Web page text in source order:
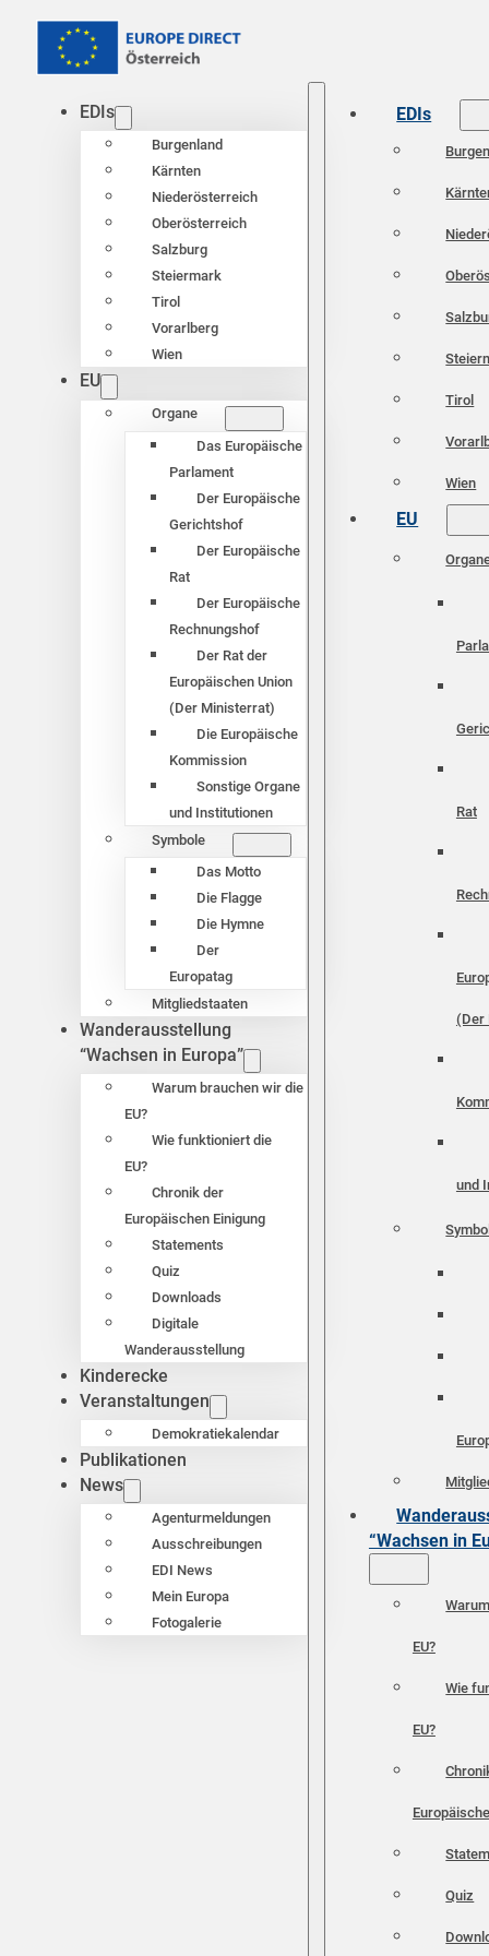
EDIs
Burgenland
Kärnten
Niederösterreich
Oberösterreich
Salzburg
Steiermark
Tirol
Vorarlberg
Wien
EU
Organe
Das Europäische
Parlament
Der Europäische
Gerichtshof
Der Europäische
Rat
Der Europäische
Rechnungshof
Der Rat der
Europäischen Union
(Der Ministerrat)
Die Europäische
Kommission
Sonstige Organe
und Institutionen
Symbole
Das Motto
Die Flagge
Die Hymne
Der
Europatag
Mitgliedstaaten
Wanderausstellung
“Wachsen in Europa”
Warum brauchen wir die
EU?
Wie funktioniert die
EU?
Chronik der
Europäischen Einigung
Statements
Quiz
Downloads
Digitale
Wanderausstellung
Kinderecke
Veranstaltungen
Demokratiekalendar
Publikationen
News
Agenturmeldungen
Ausschreibungen
EDI News
Mein Europa
Fotogalerie
EDIs
Tirol
Wien
EU
Rat
(Der
und
“Wachsen in
EU?
Wie
EU?
Quiz